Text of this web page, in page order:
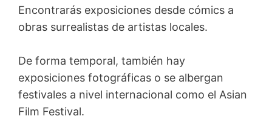
Encontrarás exposiciones desde cómics a
obras surrealistas de artistas locales.
De forma temporal, también hay
exposiciones fotográficas o se albergan
festivales a nivel internacional como el Asian
Film Festival.